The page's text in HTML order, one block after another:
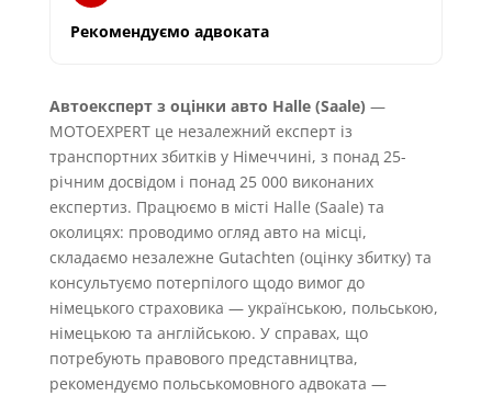
Рекомендуємо адвоката
Автоексперт з оцінки авто Halle (Saale) —
MOTOEXPERT це незалежний експерт із
транспортних збитків у Німеччині, з понад 25-
річним досвідом і понад 25 000 виконаних
експертиз. Працюємо в місті Halle (Saale) та
околицях: проводимо огляд авто на місці,
складаємо незалежне Gutachten (оцінку збитку) та
консультуємо потерпілого щодо вимог до
німецького страховика — українською, польською,
німецькою та англійською. У справах, що
потребують правового представництва,
рекомендуємо польськомовного адвоката —